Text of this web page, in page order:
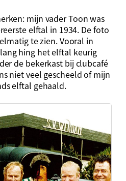
mijn vader Toon was
elftal in 1934. De foto
te zien. Vooral in
hing het elftal keurig
de bekerkast bij clubcafé
niet veel gescheeld of mijn
elftal gehaald.